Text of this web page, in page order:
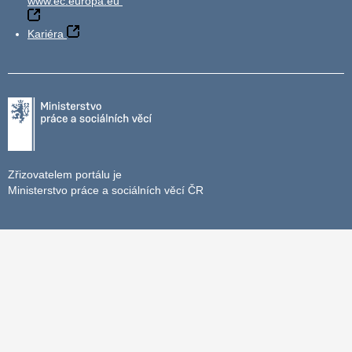
Kariéra
Zřizovatelem portálu je
Ministerstvo práce a sociálních věcí ČR